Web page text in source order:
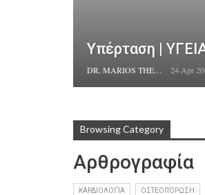
Υπέρταση |
24 Apr
Browsing Category
Αρθρογραφία
ΚΑΡΔΙΟΛΟΓΊΑ ΟΣΤΕΟΠΌΡΩΣΗ